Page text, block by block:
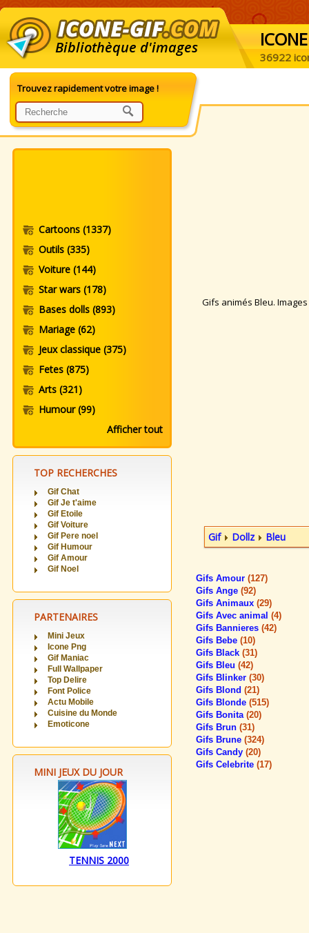
Bibliothèque d'images ICONE
36922
Trouvez rapidement votre image !
Cartoons (1337)
Outils (335)
Voiture (144)
Star wars (178)
Bases dolls (893)
Mariage (62)
Jeux classique (375)
Fetes (875)
Arts (321)
Humour(99)
Afficher tout
TOP RECHERCHES
Gif Chat
Gif Je t'aime
Gif Etoile
Gif Voiture
Gif Pere noel
Gif Humour
Gif Amour
Gif Noel
PARTENAIRES
Mini Jeux
Icone Png
Gif Maniac
Full Wallpaper
Top Delire
Font Police
Actu Mobile
Cuisine du Monde
Emoticone
MINI JEUX DU JOUR
TENNIS 2000
Gifs animés Bleu.
Gif Dollz Bleu
Gifs Amour (127)
Gifs Ange (92)
Gifs Animaux (29)
Gifs Avec animal (4)
Gifs Bannieres (42)
Gifs Bebe (10)
Gifs Black (31)
Gifs Bleu (42)
Gifs Blinker (30)
Gifs Blond (21)
Gifs Blonde (515)
Gifs Bonita (20)
Gifs Brun (31)
Gifs Brune (324)
Gifs Candy (20)
Gifs Celebrite (17)